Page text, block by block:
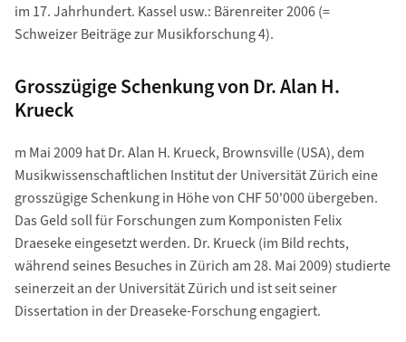
im 17. Jahrhundert. Kassel usw.: Bärenreiter 2006 (=
Schweizer Beiträge zur Musikforschung 4).
Grosszügige Schenkung von Dr. Alan H.
Krueck
m Mai 2009 hat Dr. Alan H. Krueck, Brownsville (USA), dem
Musikwissenschaftlichen Institut der Universität Zürich eine
grosszügige Schenkung in Höhe von CHF 50'000 übergeben.
Das Geld soll für Forschungen zum Komponisten Felix
Draeseke eingesetzt werden. Dr. Krueck (im Bild rechts,
während seines Besuches in Zürich am 28. Mai 2009) studierte
seinerzeit an der Universität Zürich und ist seit seiner
Dissertation in der Dreaseke-Forschung engagiert.